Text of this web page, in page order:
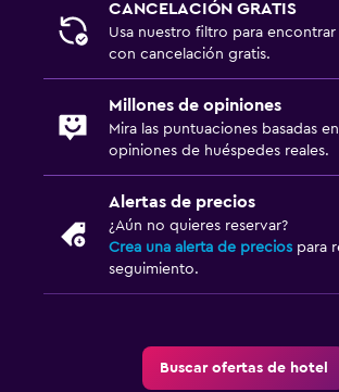
CANCELACIÓN GRATIS
Usa nuestro filtro para encontrar
con cancelación gratis.
Millones de opiniones
Mira las puntuaciones basadas
opiniones de huéspedes reales.
Alertas de precios
¿Aún no quieres reservar?
Crea una alerta de precios para
seguimiento.
Buscar ofertas de hotel